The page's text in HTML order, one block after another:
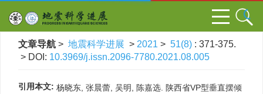
文章导航 > 地震科学进展 > 2021 > 51(8) : 371-375.
> DOI: 10.3969/j.issn.2096-7780.2021.08.005
引用本文: 杨晓东, 张晨蕾, 吴明, 陈嘉选. 陕西省VP型垂直摆倾